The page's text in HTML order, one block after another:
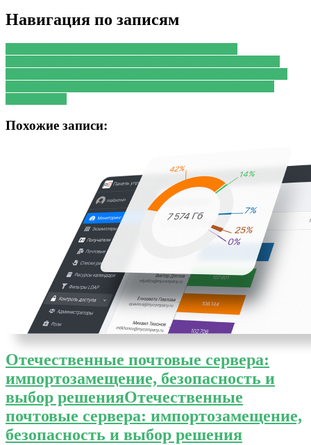
Навигация по записям
Похожие записи:
Отечественные почтовые сервера:
импортозамещение, безопасность и
выбор решенияОтечественные
почтовые сервера: импортозамещение,
безопасность и выбор решения